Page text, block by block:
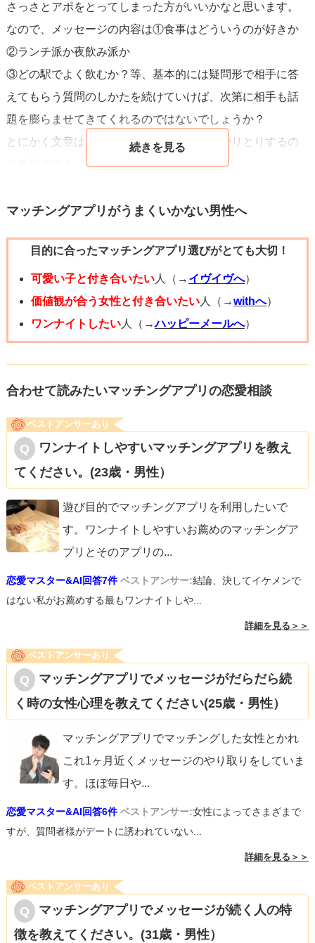
ロフィールを見てお酒が好きな方を選んでいました。マッ
チングして最初のメッセージで「お酒好きなんですね？ど
の辺りで飲むことが多いんですか？や、どんなお酒がお好
きなんですか？」というところからスタートし、一盛り上
がりしたら、一緒に飲みに行きましょう！と誘っていまし
た。
女性は会ったこともない見ず知らずの男性と会うことに対
そのため、メッセージの時点でいかに「自分が誠実で真面
最初は難しいかと思いますが、くじけず頑張ってくださ
い。応援しています。
さっさとアポをとってしまった方がいいかなと思います。
なので、メッセージの内容は①食事はどういうのが好きか
②ランチ派か夜飲み派か
③どの駅でよく飲むか？等、基本的には疑問形で相手に答
えてもらう質問のしかたを続けていけば、次第に相手も話
題を膨らませてきてくれるのではないでしょうか？
とにかく文章は短くてもいいから疑問形でやりとりするの
で、、自分に興味をもってあれこれ聞いてきてくれる人の
会って会話する方が得意だとご自身を分析できているの
で、「メッセージのやりとりが苦手で会った方が良く喋れ
る」等を女性に伝えてみてもよいと思います！
アプリは場数を踏むことが大事です。数撃ち当たれの戦法
でいきましょう。
マッチングアプリがうまくいかない男性へ
目的に合ったマッチングアプリ選びがとても大切！
可愛い子と付き合いたい人（→ イヴイヴへ）
価値観が合う女性と付き合いたい人（→withへ）
ワンナイトしたい人（→ハッピーメールへ）
合わせて読みたいマッチングアプリの恋愛相談
ベストアンサーあり
ワンナイトしやすいマッチングアプリを教え
てください。(23歳・男性）
遊び目的でマッチングアプリを利用したいで
す。ワンナイトしやすいお薦めのマッチングア
プリとそのアプリの...
恋愛マスター&AI回答7件 ベストアンサー:結論、決してイケメンで
はない私がお薦めする最もワンナイトしや...
詳細を見る＞＞
ベストアンサーあり
マッチングアプリでメッセージがだらだら続
く時の女性心理を教えてください(25歳・男性）
マッチングアプリでマッチングした女性とかれ
これ1ヶ月近くメッセージのやり取りをしていま
す。ほぼ毎日や...
恋愛マスター&AI回答6件 ベストアンサー:女性によってさまざまで
すが、質問者様がデートに誘われていない...
詳細を見る＞＞
ベストアンサーあり
マッチングアプリでメッセージが続く人の特
徴を教えてください。(31歳・男性）